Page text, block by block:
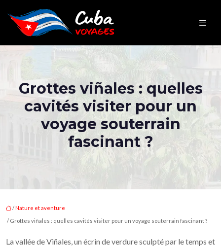
Grottes viñales : quelles
cavités visiter pour un
voyage souterrain
fascinant ?
/Nature et aventure
/ Grottes viñales : quelles cavités visiter pour un voyage souterrain fascinant ?
La vallée de Viñales, un écrin de verdure sculpté par le temps et